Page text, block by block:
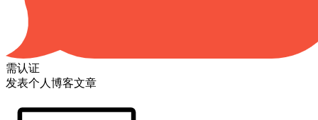
需认证
发表个人博客文章